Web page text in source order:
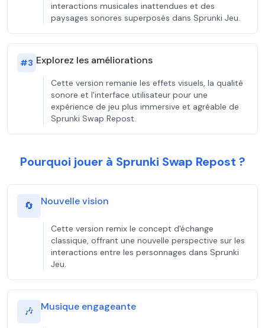
interactions musicales inattendues et des
paysages sonores superposés dans Sprunki Jeu.
#3 Explorez les améliorations
Cette version remanie les effets visuels, la qualité
sonore et l'interface utilisateur pour une
expérience de jeu plus immersive et agréable de
Sprunki Swap Repost.
Pourquoi jouer à Sprunki Swap Repost ?
🔄 Nouvelle vision
Cette version remix le concept d'échange
classique, offrant une nouvelle perspective sur les
interactions entre les personnages dans Sprunki
Jeu.
🎶 Musique engageante